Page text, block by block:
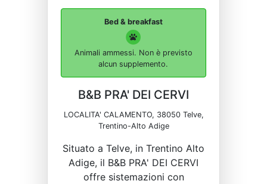
Bed & breakfast
Animali ammessi. Non è previsto
alcun supplemento.
B&B PRA' DEI CERVI
LOCALITA' CALAMENTO, 38050 Telve,
Trentino-Alto Adige
Situato a Telve, in Trentino Alto
Adige, il B&B PRA' DEI CERVI
offre sistemazioni con